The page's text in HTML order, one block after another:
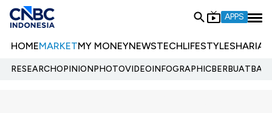
APPS
HOMEMARKETMY MONEYNEWSTECHLIFESTYLESHARIA
RESEARCHOPINIONPHOTOVIDEOINFOGRAPHIC